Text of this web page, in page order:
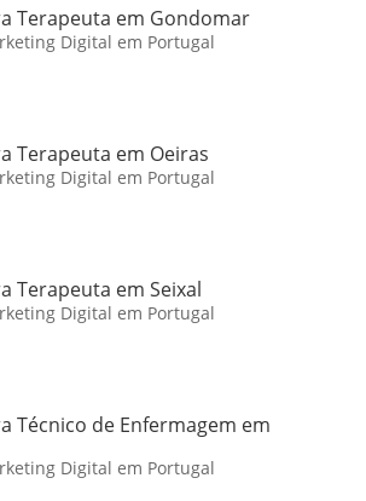
Terapeuta em Gondomar
Digital em Portugal
Terapeuta em Oeiras
Digital em Portugal
Terapeuta em Seixal
Digital em Portugal
Técnico de Enfermagem em
Digital em Portugal